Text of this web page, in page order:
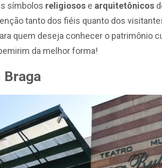
símbolos religiosos e arquitetônicos
tanto dos fiéis quanto dos
quem deseja conhecer o patrimônio
da melhor forma!
Braga